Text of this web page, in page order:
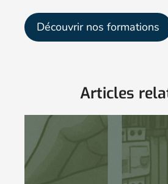
Découvrir nos formations
Articles